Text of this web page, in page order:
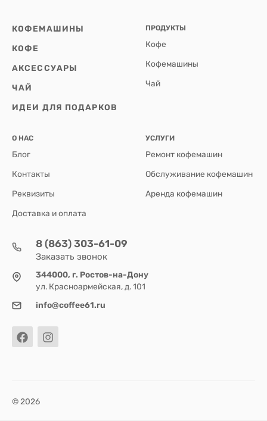
КОФЕМАШИНЫ
КОФЕ
АКСЕССУАРЫ
ЧАЙ
ИДЕИ ДЛЯ ПОДАРКОВ
ПРОДУКТЫ
Кофе
Кофемашины
Чай
О НАС
Блог
Контакты
Реквизиты
Доставка и оплата
УСЛУГИ
Ремонт кофемашин
Обслуживание кофемашин
Аренда кофемашин
8 (863) 303-61-09
Заказать звонок
344000, г. Ростов-на-Дону
ул. Красноармейская, д. 101
info@coffee61.ru
© 2026